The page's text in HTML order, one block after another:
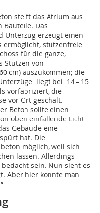
steift das Atrium aus
Bauteile. Das
Unterzug erzeugt einen
ermöglicht, stützenfreie
für die ganze,
Stützen von
cm) auszukommen; die
liegt bei 14 – 15
vorfabriziert, die
vor Ort geschalt.
Beton sollte einen
oben einfallende Licht
Gebäude eine
hat. Die
möglich, weil sich
lassen. Allerdings
sein. Nun sieht es
Aber hier konnte man